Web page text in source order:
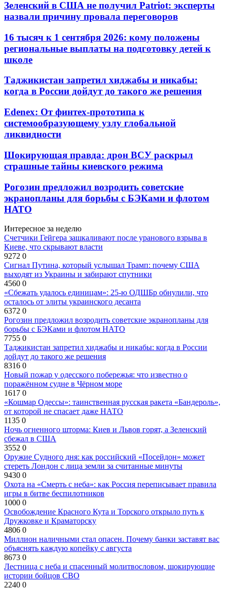
Зеленский в США не получил Patriot: эксперты
назвали причину провала переговоров
16 тысяч к 1 сентября 2026: кому положены
региональные выплаты на подготовку детей к
школе
Таджикистан запретил хиджабы и никабы:
когда в России дойдут до такого же решения
Edenex: От финтех-прототипа к
системообразующему узлу глобальной
ликвидности
Шокирующая правда: дрон ВСУ раскрыл
страшные тайны киевского режима
Рогозин предложил возродить советские
экранопланы для борьбы с БЭКами и флотом
НАТО
Интересное за неделю
Счетчики Гейгера зашкаливают после уранового взрыва в
Киеве, что скрывают власти
9272 0
Сигнал Путина, который услышал Трамп: почему США
выходят из Украины и забирают спутники
4560 0
«Сбежать удалось единицам»: 25-ю ОДШБр обнулили, что
осталось от элиты украинского десанта
6372 0
Рогозин предложил возродить советские экранопланы для
борьбы с БЭКами и флотом НАТО
7755 0
Таджикистан запретил хиджабы и никабы: когда в России
дойдут до такого же решения
8316 0
Новый пожар у одесского побережья: что известно о
поражённом судне в Чёрном море
1617 0
«Кошмар Одессы»: таинственная русская ракета «Бандероль»,
от которой не спасает даже НАТО
1135 0
Ночь огненного шторма: Киев и Львов горят, а Зеленский
сбежал в США
3552 0
Оружие Судного дня: как российский «Посейдон» может
стереть Лондон с лица земли за считанные минуты
9430 0
Охота на «Смерть с неба»: как Россия переписывает правила
игры в битве беспилотников
1000 0
Освобождение Красного Кута и Торского открыло путь к
Дружковке и Краматорску
4806 0
Миллион наличными стал опасен. Почему банки заставят вас
объяснять каждую копейку с августа
8673 0
Лестница с неба и спасенный молитвословом, шокирующие
истории бойцов СВО
2240 0